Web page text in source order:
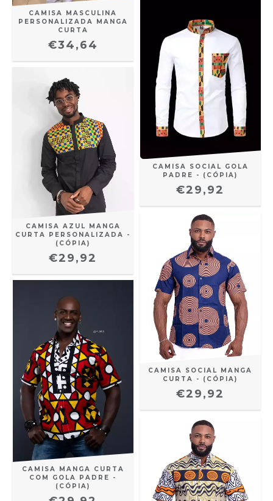
CAMISA MASCULINA
PERSONALIZADA MANGA
CURTA
€34,64
CAMISA AZUL MANGA
CURTA PERSONALIZADA -
(CÓPIA)
€29,92
CAMISA SOCIAL GOLA
PADRE - (CÓPIA)
€29,92
CAMISA MANGA CURTA
COM GOLA PADRE -
(CÓPIA)
CAMISA SOCIAL MANGA
CURTA - (CÓPIA)
€29,92